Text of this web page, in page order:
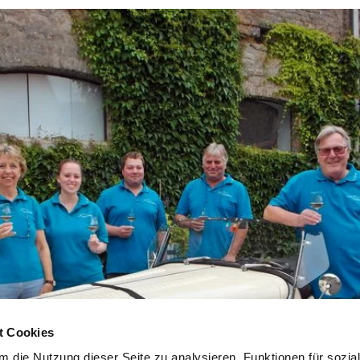
Cookies